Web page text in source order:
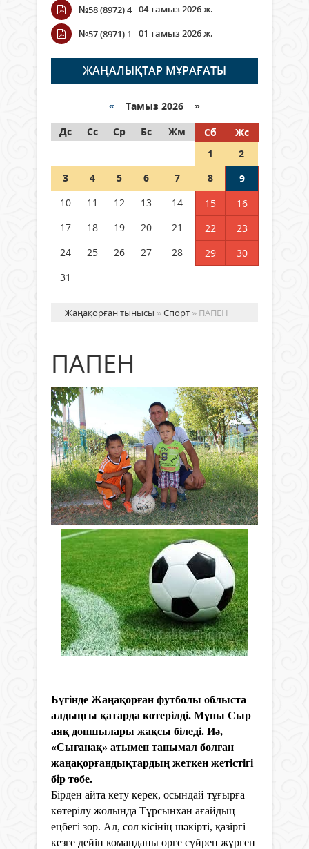
Wi-Fi ҚАБЫРҒА АРҚЫЛЫ ҚАЛАЙ
ӨТЕДІ?
06 тамыз 2026 ж. 279
граждане Казахстана,
05 тамыз 2026 ж. 161
Шетелде жүрген Қазақстан
азаматтары қалай дауыс бере
№58 (8972) 4 04 тамыз 2026 ж.
№57 (8971) 1
01 тамыз 2026 ж.
ЖАҢАЛЫҚТАР МҰРАҒАТЫ
« Тамыз 2026 »
Дс
Сс Ср Бс Жм Сб
Жс
1
2
3
4 5 6 7 8
9
10
11 12 13 14 15
16
17
18 19 20 21 22
23
24
25 26 27 28 29
30
31
Жаңақорған тынысы »Спорт » ПАПЕН
ПАПЕН
Бүгінде Жаңақорған футболы облыста
алдыңғы қатарда көтерілді. Мұны Сыр
аяқ допшылары жақсы біледі. Иә,
«Сығанақ» атымен танымал болған
жаңақорғандықтардың жеткен жетістігі
бір төбе.
Бірден айта кету керек, осындай тұғырға
көтерілу жолында Тұрсынхан ағайдың
еңбегі зор. Ал, сол кісінің шәкірті, қазіргі
кезге дейін команданы өрге сүйреп жүрген